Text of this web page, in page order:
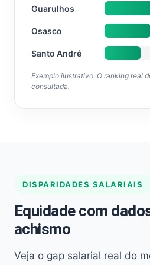
Guarulhos
Osasco
Santo André
Exemplo ilustrativo. O ranking real
consultada.
DISPARIDADES SALARIAIS
Equidade com
achismo
Veja o gap salarial real do